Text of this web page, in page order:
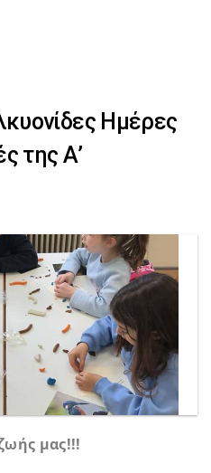
Ημέρες
της Α’
μας!!!